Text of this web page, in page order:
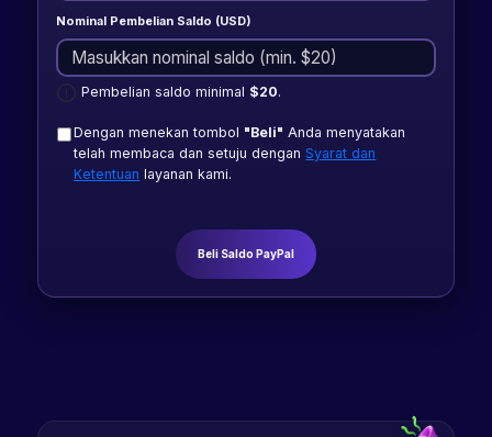
Nominal Pembelian Saldo (USD)
Pembelian saldo minimal $20.
Dengan menekan tombol "Beli" Anda menyatakan
telah membaca dan setuju denganSyarat dan
Ketentuan layanan kami.
Beli Saldo PayPal